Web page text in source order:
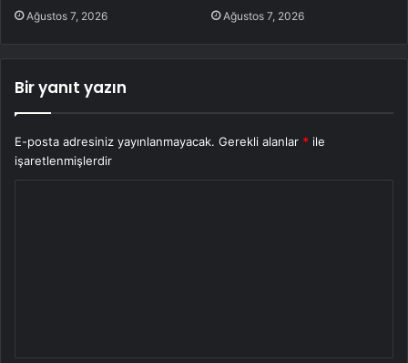
Ağustos 7, 2026 Ağustos 7, 2026
Bir yanıt yazın
E-posta adresiniz yayınlanmayacak. Gerekli alanlar * ile
işaretlenmişlerdir